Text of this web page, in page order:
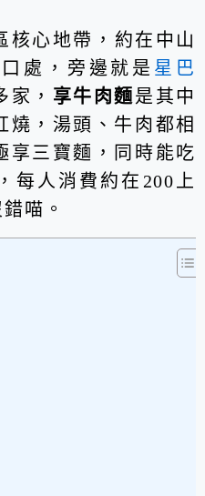
核心地帶，約在中山
處，旁邊就是 星巴
家， 享牛肉麵是其中
燒，湯頭、牛肉都相
享三寶麵，同時能吃
每人消費約在200上
喵。